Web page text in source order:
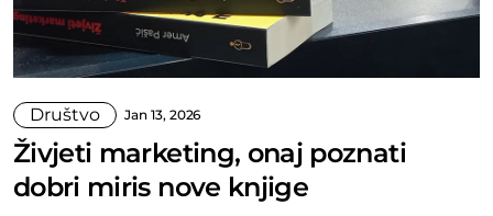
Društvo Jan 13, 2026
Živjeti marketing, onaj poznati
dobri miris nove knjige